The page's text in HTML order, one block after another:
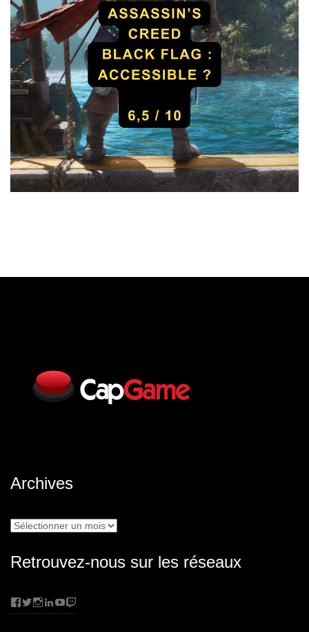
Archives
Archives
Retrouvez-nous sur les réseaux
Facebook
Twitter
Instagram
LinkedIn
YouTube